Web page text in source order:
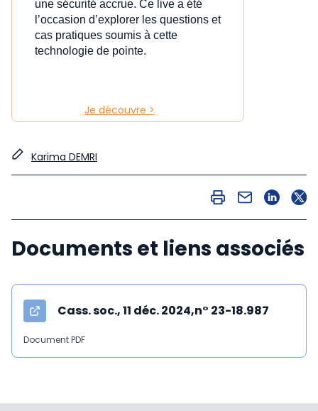
une sécurité accrue. Ce live a été
l’occasion d’explorer les questions et
cas pratiques soumis à cette
technologie de pointe.
Je découvre >
Karima DEMRI
Documents et liens associés
Cass. soc., 11 déc. 2024,n° 23-18.987
Document PDF